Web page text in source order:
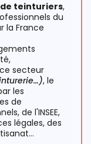
de teinturiers,
du
la France
secteur
, le
les
de
de l'INSEE,
légales, des